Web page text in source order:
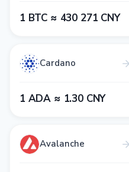
1​ BTC ≈ 4​3​0​ 2​7​1​ CNY
Cardano
1​ ADA ≈ 1​.3​0​ CNY
Avalanche